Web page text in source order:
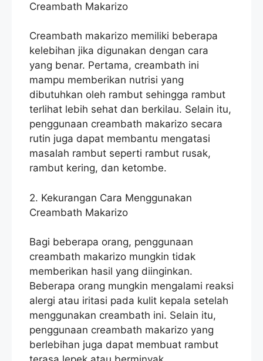
Creambath Makarizo
Creambath makarizo memiliki beberapa
kelebihan jika digunakan dengan cara
yang benar. Pertama, creambath ini
mampu memberikan nutrisi yang
dibutuhkan oleh rambut sehingga rambut
terlihat lebih sehat dan berkilau. Selain itu,
penggunaan creambath makarizo secara
rutin juga dapat membantu mengatasi
masalah rambut seperti rambut rusak,
rambut kering, dan ketombe.
2. Kekurangan Cara Menggunakan
Creambath Makarizo
Bagi beberapa orang, penggunaan
creambath makarizo mungkin tidak
memberikan hasil yang diinginkan.
Beberapa orang mungkin mengalami reaksi
alergi atau iritasi pada kulit kepala setelah
menggunakan creambath ini. Selain itu,
penggunaan creambath makarizo yang
berlebihan juga dapat membuat rambut